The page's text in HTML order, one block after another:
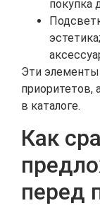
покупка
Эти
приоритетов,
в каталоге.
Как
перед